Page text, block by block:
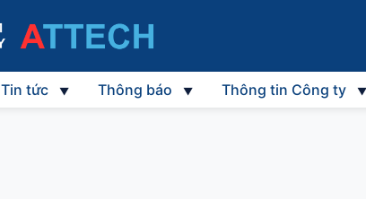
Tin tức Thông báo Thông tin Công ty